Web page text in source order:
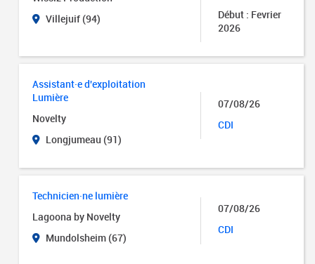
Villejuif (94)
Début : Fevrier
2026
Assistant·e d'exploitation
Lumière
Novelty
Longjumeau (91)
07/08/26
CDI
Technicien·ne lumière
Lagoona by Novelty
Mundolsheim (67)
07/08/26
CDI